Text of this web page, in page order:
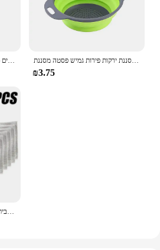
תכליתי חלון חריץ ניקוי מברשת מקלדת מנקה בית גאדג 'טים ניקוי כלים מטבח אספקת פריט מטבח אבזרים להארכה מטבח מסננת מסננת עם ארוך ידית מתקפל מסננת מסננת ירקות פירות גמיש פסטה מסננת
₪3.75
לכיריים רב תכליתיים לכיריים מטבח לכיריים כביסה כלים מטלית כביסה בית בד ניקוי יומי מטלית ניקוי מברשת